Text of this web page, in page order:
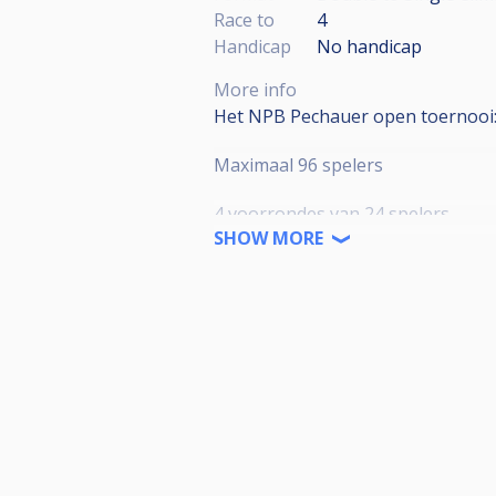
Race to
4
Handicap
No handicap
More info
Het NPB Pechauer open toernooi:
Maximaal 96 spelers
4 voorrondes van 24 spelers.
SHOW MORE